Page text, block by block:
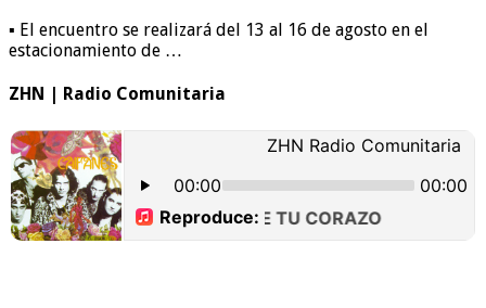
▪️ El encuentro se realizará del 13 al 16 de agosto en el
estacionamiento de …
ZHN | Radio Comunitaria